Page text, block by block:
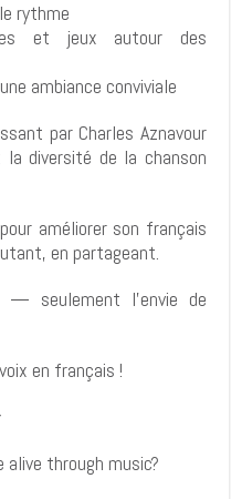
rythme
et jeux autour des
ambiance conviviale
par Charles Aznavour
diversité de la chanson
améliorer son français
en partageant.
— seulement l’envie de
en français !
through music?